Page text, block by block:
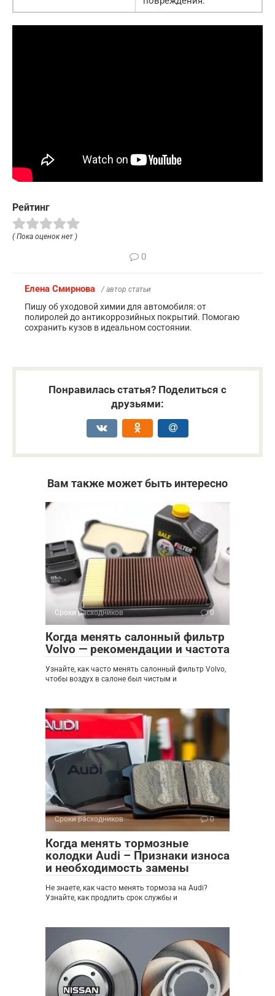
Рейтинг
( Пока оценок нет )
0
Елена Смирнова / автор статьи
Пишу об уходовой химии для автомобиля: от
полиролей до антикоррозийных покрытий. Помогаю
сохранить кузов в идеальном состоянии.
Понравилась статья? Поделиться с
друзьями:
Вам также может быть интересно
Сроки расходников 0
Когда менять салонный фильтр
Volvo — рекомендации и частота
Узнайте, как часто менять салонный фильтр Volvo,
чтобы воздух в салоне был чистым и
Сроки расходников 0
Когда менять тормозные
колодки Audi – Признаки износа
и необходимость замены
Не знаете, как часто менять тормоза на Audi?
Узнайте, как продлить срок службы и